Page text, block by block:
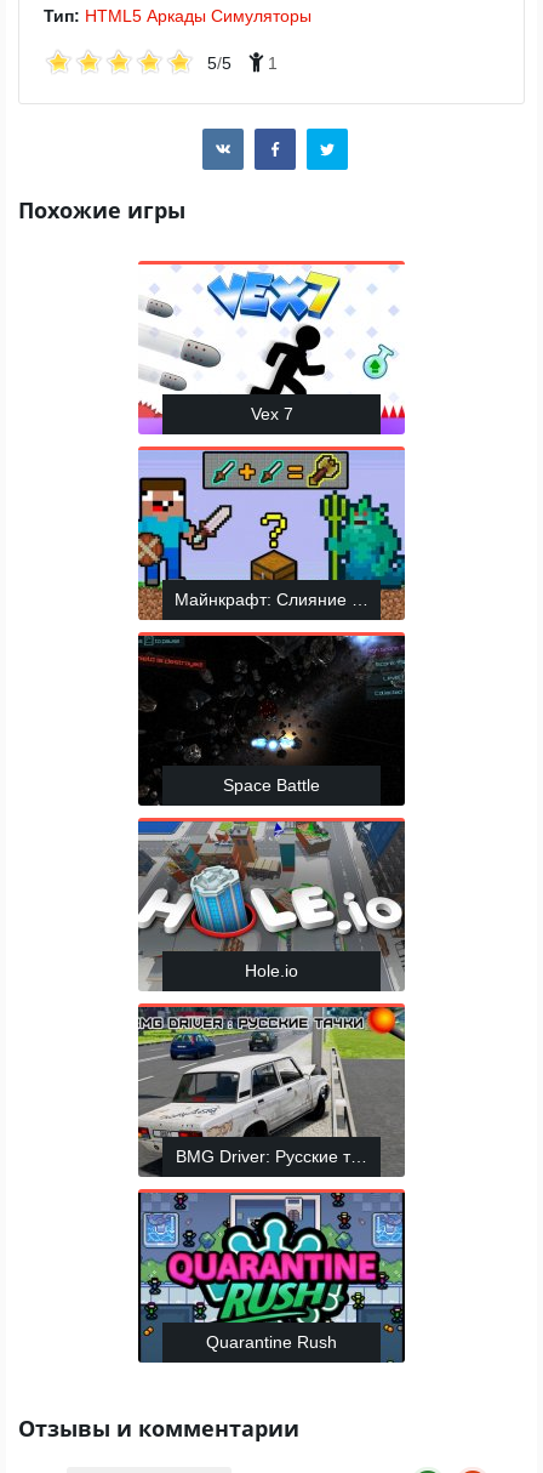
Тип: HTML5 Аркады Симуляторы
5/5 1
Похожие игры
Vex 7
Майнкрафт: Слияние Оружия
Space Battle
Hole.io
BMG Driver: Русские тачки
Quarantine Rush
Отзывы и комментарии